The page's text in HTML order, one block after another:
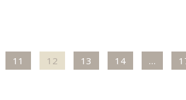
11 12 13 14 …